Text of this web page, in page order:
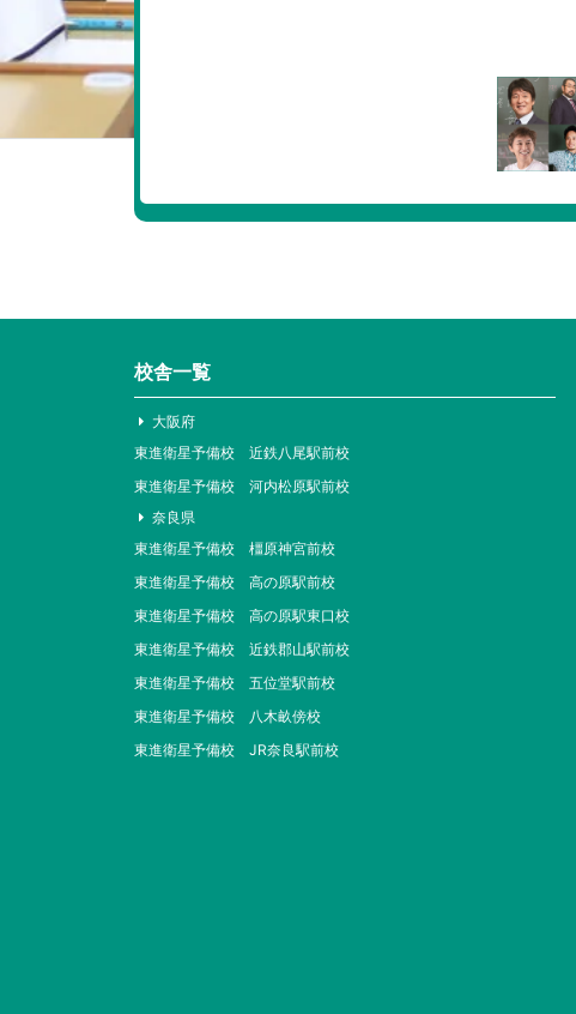
校舎一覧
大阪府
東進衛星予備校 近鉄八尾駅前校
東進衛星予備校 河内松原駅前校
奈良県
東進衛星予備校 橿原神宮前校
東進衛星予備校 高の原駅前校
東進衛星予備校 高の原駅東口校
東進衛星予備校 近鉄郡山駅前校
東進衛星予備校 五位堂駅前校
東進衛星予備校 八木畝傍校
東進衛星予備校 JR奈良駅前校